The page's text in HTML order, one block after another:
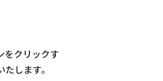
をクリックす
します。